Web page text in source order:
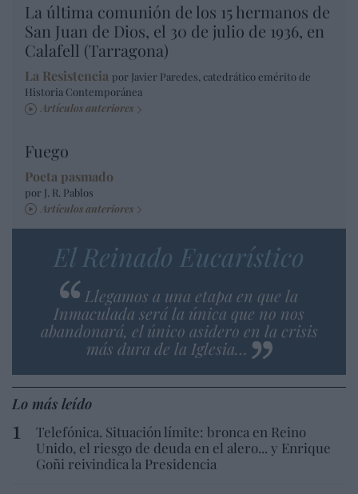
La última comunión de los 15 hermanos de
San Juan de Dios, el 30 de julio de 1936, en
Calafell (Tarragona)
La Resistencia por Javier Paredes, catedrático emérito de
Historia Contemporánea
Artículos anteriores
Fuego
Poeta pasmado
por J. R. Pablos
Artículos anteriores
El Reinado Eucarístico
Llegamos a una etapa en que la
Inmaculada será la única que no nos
abandonará, el único asidero en la crisis
más dura de la Iglesia…
Lo más leído
Telefónica. Situación límite: bronca en Reino
Unido, el riesgo de deuda en el alero... y Enrique
Goñi reivindica la Presidencia